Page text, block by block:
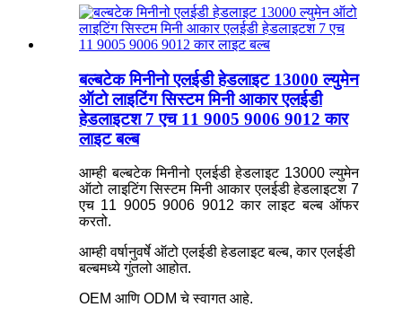
बल्बटेक मिनीनो एलईडी हेडलाइट 13000 ल्युमेन
ऑटो लाइटिंग सिस्टम मिनी आकार एलईडी
हेडलाइटश 7 एच 11 9005 9006 9012 कार
लाइट बल्ब
आम्ही बल्बटेक मिनीनो एलईडी हेडलाइट 13000 ल्युमेन
ऑटो लाइटिंग सिस्टम मिनी आकार एलईडी हेडलाइटश 7
एच 11 9005 9006 9012 कार लाइट बल्ब ऑफर
करतो.
आम्ही वर्षानुवर्षे ऑटो एलईडी हेडलाइट बल्ब, कार एलईडी
बल्बमध्ये गुंतलो आहोत.
OEM आणि ODM चे स्वागत आहे.